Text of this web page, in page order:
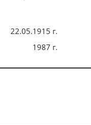
22.05.1915 г.
1987 г.